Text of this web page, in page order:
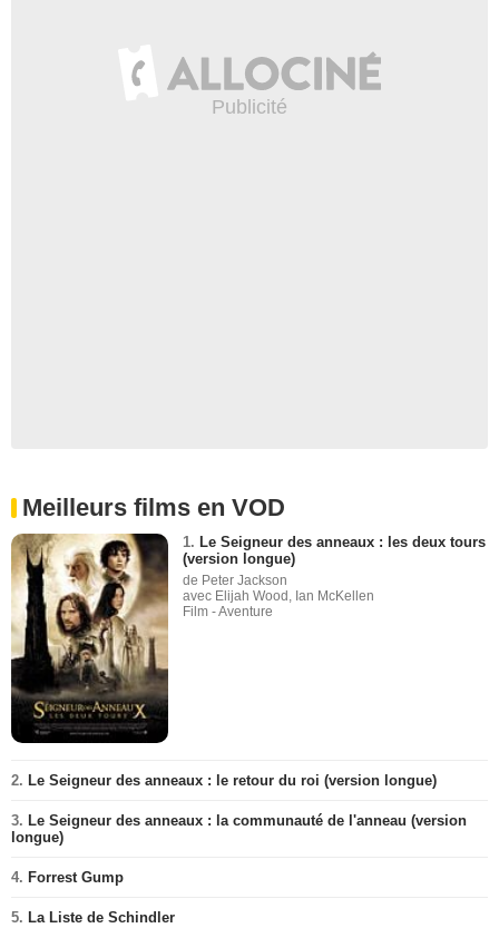
Meilleurs films en VOD
1. Le Seigneur des anneaux : les deux tours
(version longue)
de Peter Jackson
avec Elijah Wood, Ian McKellen
Film - Aventure
2. Le Seigneur des anneaux : le retour du roi (version longue)
3. Le Seigneur des anneaux : la communauté de l'anneau (version
longue)
4. Forrest Gump
5. La Liste de Schindler